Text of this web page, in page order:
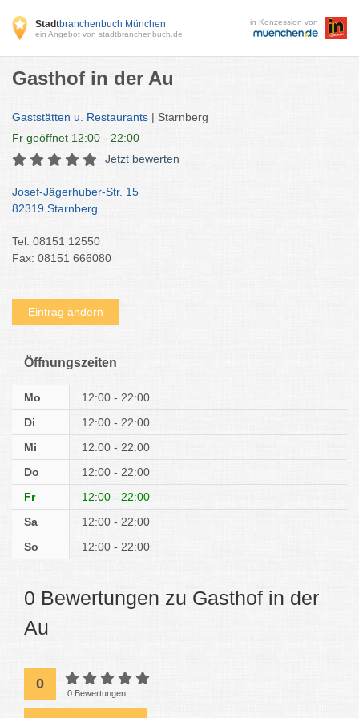
Stadtbranchenbuch München
ein Angebot von stadtbranchenbuch.de
in Konzession von
Gasthof in der Au
Gaststätten u. Restaurants | Starnberg
Fr geöffnet 12:00 - 22:00
Jetzt bewerten
Josef-Jägerhuber-Str. 15
82319 Starnberg
Tel: 08151 12550
Fax: 08151 666080
Eintrag ändern
Öffnungszeiten
Mo
12:00 - 22:00
Di
12:00 - 22:00
Mi
12:00 - 22:00
Do
12:00 - 22:00
Fr
12:00 - 22:00
Sa
12:00 - 22:00
So
12:00 - 22:00
0 Bewertungen zu Gasthof in der
Au
0
0 Bewertungen